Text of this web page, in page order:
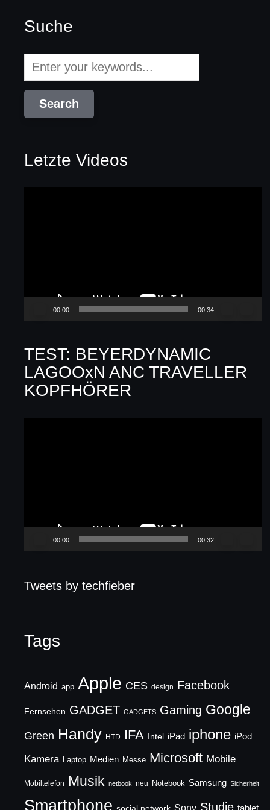
Suche
Letzte Videos
00:00 00:34
TEST: BEYERDYNAMIC
LAGOOxN ANC TRAVELLER
KOPFHÖRER
00:00 00:32
Tweets by techfieber
Tags
Android app Apple CES design Facebook
Fernsehen GADGET GADGETS Gaming Google
Green Handy HTD IFA Intel iPad iphone iPod
Kamera Laptop Medien Messe Microsoft Mobile
Mobiltelefon Musik netbook neu Notebook Samsung Sicherheit
Smartphone social network Sony Studie tablet